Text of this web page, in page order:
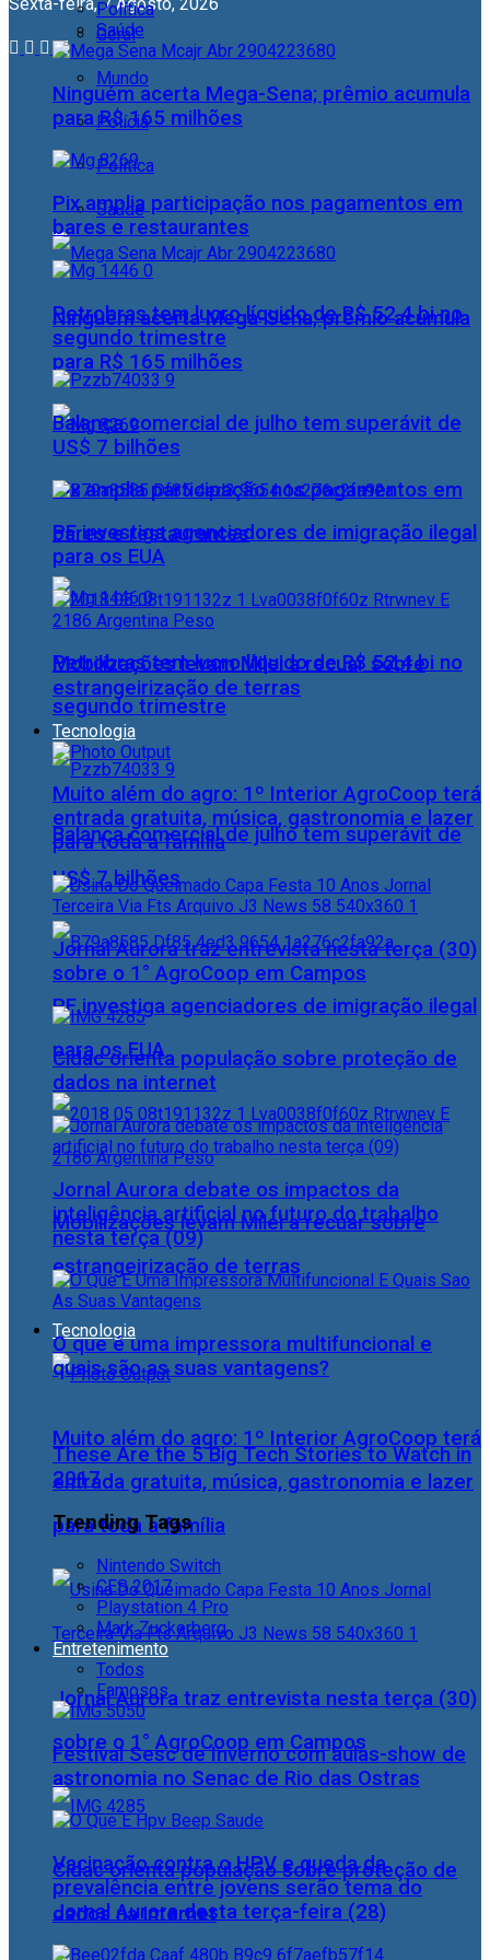
Geral
Mundo
Polícia
Política
Saúde
Ninguém acerta Mega-Sena; prêmio acumula
para R$ 165 milhões
Pix amplia participação nos pagamentos em
bares e restaurantes
Petrobras tem lucro líquido de R$ 52,4 bi no
segundo trimestre
Balança comercial de julho tem superávit de
US$ 7 bilhões
PF investiga agenciadores de imigração ilegal
para os EUA
Mobilizações levam Milei a recuar sobre
estrangeirização de terras
Tecnologia
Muito além do agro: 1º Interior AgroCoop terá
entrada gratuita, música, gastronomia e lazer
para toda a família
Jornal Aurora traz entrevista nesta terça (30)
sobre o 1° AgroCoop em Campos
Cidac orienta população sobre proteção de
dados na internet
Política
Saúde
Ninguém acerta Mega-Sena; prêmio acumula
para R$ 165 milhões
Pix amplia participação nos pagamentos em
bares e restaurantes
Petrobras tem lucro líquido de R$ 52,4 bi no
segundo trimestre
Balança comercial de julho tem superávit de
US$ 7 bilhões
PF investiga agenciadores de imigração ilegal
para os EUA
Mobilizações levam Milei a recuar sobre
estrangeirização de terras
Tecnologia
Muito além do agro: 1º Interior AgroCoop terá
entrada gratuita, música, gastronomia e lazer
para toda a família
Jornal Aurora traz entrevista nesta terça (30)
sobre o 1° AgroCoop em Campos
Cidac orienta população sobre proteção de
dados na internet
Jornal Aurora debate os impactos da
inteligência artificial no futuro do trabalho
nesta terça (09)
O que é uma impressora multifuncional e
quais são as suas vantagens?
These Are the 5 Big Tech Stories to Watch in
2017
Trending Tags
Nintendo Switch
CES 2017
Playstation 4 Pro
Mark Zuckerberg
Entretenimento
Todos
Famosos
Festival Sesc de Inverno com aulas-show de
astronomia no Senac de Rio das Ostras
Vacinação contra o HPV e queda da
prevalência entre jovens serão tema do
Jornal Aurora desta terça-feira (28)